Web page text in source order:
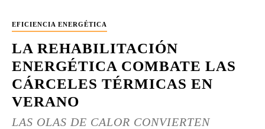
EFICIENCIA ENERGÉTICA
LA REHABILITACIÓN
ENERGÉTICA COMBATE LAS
CÁRCELES TÉRMICAS EN
VERANO
LAS OLAS DE CALOR CONVIERTEN